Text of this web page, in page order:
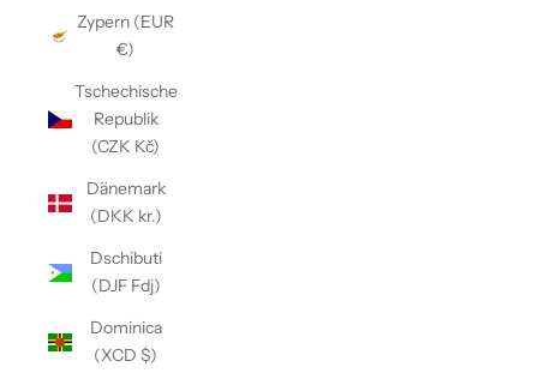
Zypern (EUR
€)
Tschechische
Republik
(CZK Kč)
Dänemark
(DKK kr.)
Dschibuti
(DJF Fdj)
Dominica
(XCD $)